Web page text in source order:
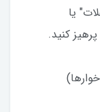
یا
کنید.